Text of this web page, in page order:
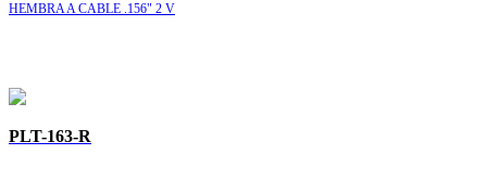
HEMBRA A CABLE .156" 2 V
PLT-163-R